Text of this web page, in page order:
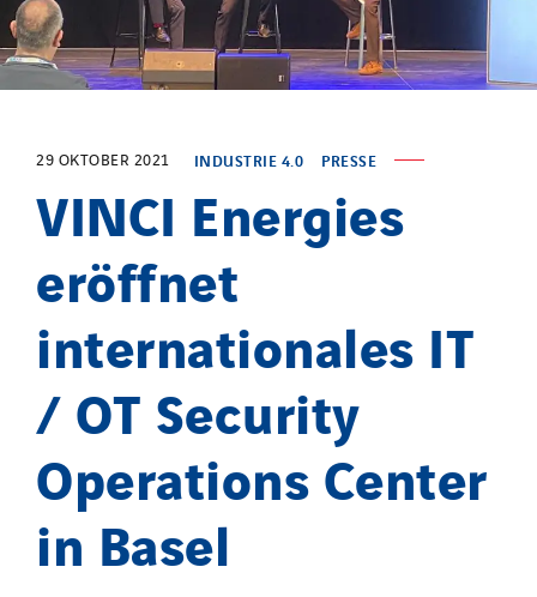
29 OKTOBER 2021 INDUSTRIE 4.0 PRESSE
VINCI Energies
eröffnet
internationales IT
/ OT Security
Operations Center
in Basel